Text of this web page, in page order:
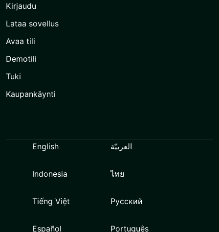
Kirjaudu
Lataa sovellus
Avaa tili
Demotili
Tuki
Kaupankäynti
English العربيّة
Indonesia ไทย
Tiếng Việt Русский
Español Português